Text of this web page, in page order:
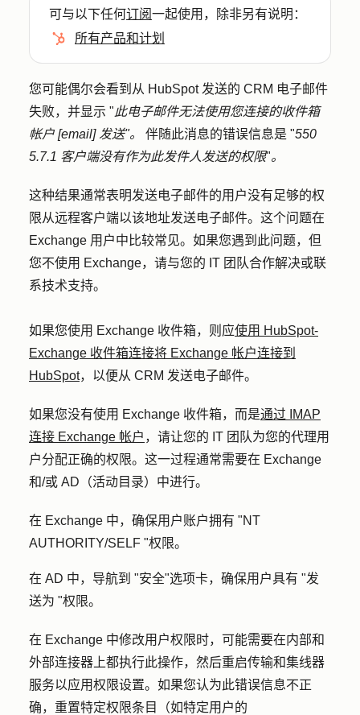
可与以下任何订阅一起使用，除非另有说明：
所有产品和计划
您可能偶尔会看到从 HubSpot 发送的 CRM 电子邮件
失败，并显示 "此电子邮件无法使用您连接的收件箱
帐户 [email] 发送"。
伴随此消息的错误信息是 "550
5.7.1 客户端没有作为此发件人发送的权限"。
这种结果通常表明发送电子邮件的用户没有足够的权
限从远程客户端以该地址发送电子邮件。这个问题在
Exchange 用户中比较常见。如果您遇到此问题，但
您不使用 Exchange，请与您的 IT 团队合作解决或联
系技术支持。
如果您使用 Exchange 收件箱，则应使用 HubSpot-
Exchange 收件箱连接将 Exchange 帐户连接到
HubSpot，以便从 CRM 发送电子邮件。
如果您没有使用 Exchange 收件箱，而是通过 IMAP
连接 Exchange 帐户 ，请让您的 IT 团队为您的代理用
户分配正确的权限。这一过程通常需要在 Exchange
和/或 AD（活动目录）中进行。
在 Exchange 中，确保用户账户拥有 "NT
AUTHORITY/SELF "权限。
在 AD 中，导航到 "安全"选项卡，确保用户具有 "发
送为 "权限。
在 Exchange 中修改用户权限时，可能需要在内部和
外部连接器上都执行此操作，然后重启传输和集线器
服务以应用权限设置。如果您认为此错误信息不正
确，重置特定权限条目（如特定用户的